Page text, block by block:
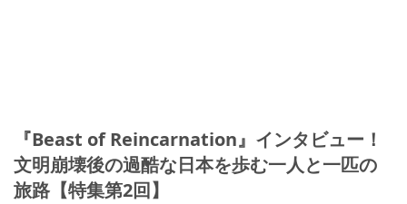
『Beast of Reincarnation』インタビュー！
文明崩壊後の過酷な日本を歩む一人と一匹の
旅路【特集第2回】